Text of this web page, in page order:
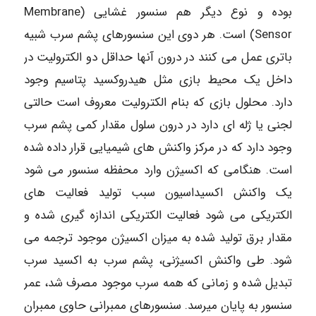
بوده و نوع دیگر هم سنسور غشایی (Membrane
Sensor) است. هر دوی این سنسورهای پشم سرب شبیه
باتری عمل می کنند در درون آنها حداقل دو الکترولیت در
داخل یک محیط بازی مثل هیدروکسید پتاسیم وجود
دارد. محلول بازی که بنام الکترولیت معروف است حالتی
لجنی یا ژله ای دارد در درون سلول مقدار کمی پشم سرب
وجود دارد که در مرکز واکنش های شیمیایی قرار داده شده
است. هنگامی که اکسیژن وارد محفظه سنسور می شود
یک واکنش اکسیداسیون سبب تولید فعالیت های
الکتریکی می شود فعالیت الکتریکی اندازه گیری شده و
مقدار برق تولید شده به میزان اکسیژن موجود ترجمه می
شود. طی واکنش اکسیژنی، پشم سرب به اکسید سرب
تبدیل شده و زمانی که همه سرب موجود مصرف شد، عمر
سنسور به پایان میرسد. سنسورهای ممبرانی حاوی ممبران